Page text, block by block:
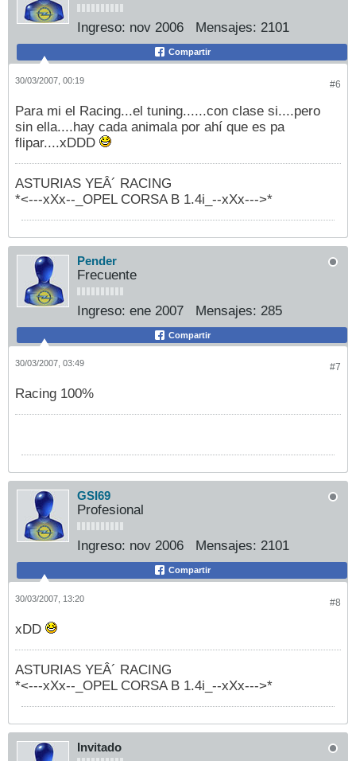
Ingreso: nov 2006 Mensajes: 2101
Compartir
#6
30/03/2007, 00:19
Para mi el Racing...el tuning......con clase si....pero
sin ella....hay cada animala por ahí que es pa
flipar....xDDD
ASTURIAS YEÂ´ RACING
*<---xXx--_OPEL CORSA B 1.4i_--xXx--->*
Pender
Frecuente
Ingreso: ene 2007 Mensajes: 285
Compartir
#7
30/03/2007, 03:49
Racing 100%
GSI69
Profesional
Ingreso: nov 2006 Mensajes: 2101
Compartir
#8
30/03/2007, 13:20
xDD
ASTURIAS YEÂ´ RACING
*<---xXx--_OPEL CORSA B 1.4i_--xXx--->*
Invitado